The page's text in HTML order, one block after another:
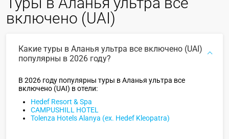
включено (UAI)
Какие туры в Аланья ультра все включено (UAI)
популярны в 2026 году?
В 2026 году популярны туры в Аланья ультра все
включено (UAI) в отели:
Hedef Resort & Spa
CAMPUSHILL HOTEL
Tolenza Hotels Alanya (ex. Hedef Kleopatra)